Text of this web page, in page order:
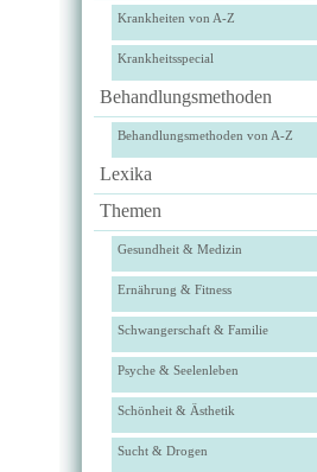
Krankheiten von A-Z
Krankheitsspecial
Behandlungsmethoden
Behandlungsmethoden von A-Z
Lexika
Themen
Gesundheit & Medizin
Ernährung & Fitness
Schwangerschaft & Familie
Psyche & Seelenleben
Schönheit & Ästhetik
Sucht & Drogen